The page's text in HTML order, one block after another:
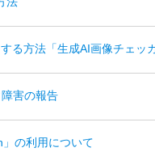
る方法「生成AI画像チェッ
害の報告
」の利用について